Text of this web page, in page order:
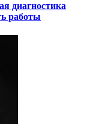
диагностика
работы